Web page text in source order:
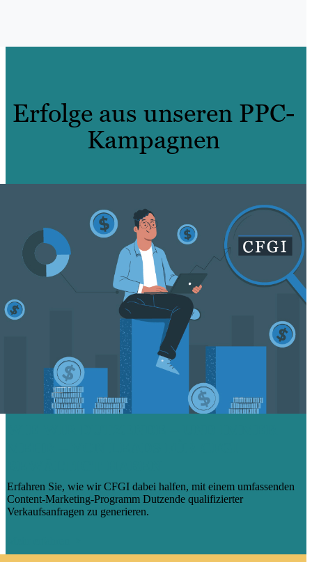
Erfolge aus unseren PPC-
Kampagnen
Erfahren Sie, wie wir CFGI dabei halfen, mit einem umfassenden
Content-Marketing-Programm Dutzende qualifizierter
Verkaufsanfragen zu generieren.